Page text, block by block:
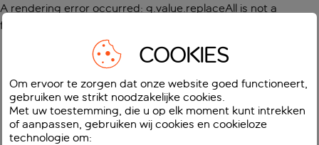
A rendering error occurred: g.value.replaceAll is not a
function
COOKIES
Om ervoor te zorgen dat onze website goed functioneert,
gebruiken we strikt noodzakelijke cookies.
Met uw toestemming, die u op elk moment kunt intrekken
of aanpassen, gebruiken wij cookies en cookieloze
technologie om: